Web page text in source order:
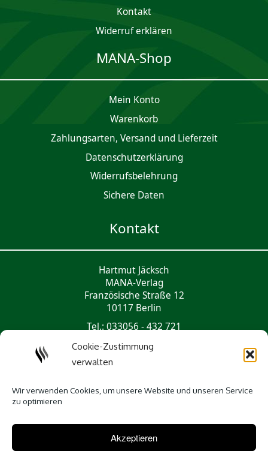
Cookie-Zustimmung
verwalten
Wir verwenden Cookies, um unsere Website und unseren Service
zu optimieren
Akzeptieren
Kontakt
Widerruf erklären
MANA-Shop
Mein Konto
Waren­korb
Zahlungsarten, Versand und Lieferzeit
Daten­schutz­er­klärung
Widerrufsbelehrung
Sichere Daten
Kontakt
Hartmut Jäcksch
MANA-Verlag
Französische Straße 12
10117 Berlin
Tel.: 033056 - 432 721
Social Media